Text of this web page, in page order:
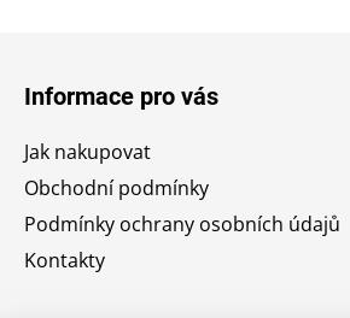
Informace pro vás
Jak nakupovat
Obchodní podmínky
Podmínky ochrany osobních údajů
Kontakty